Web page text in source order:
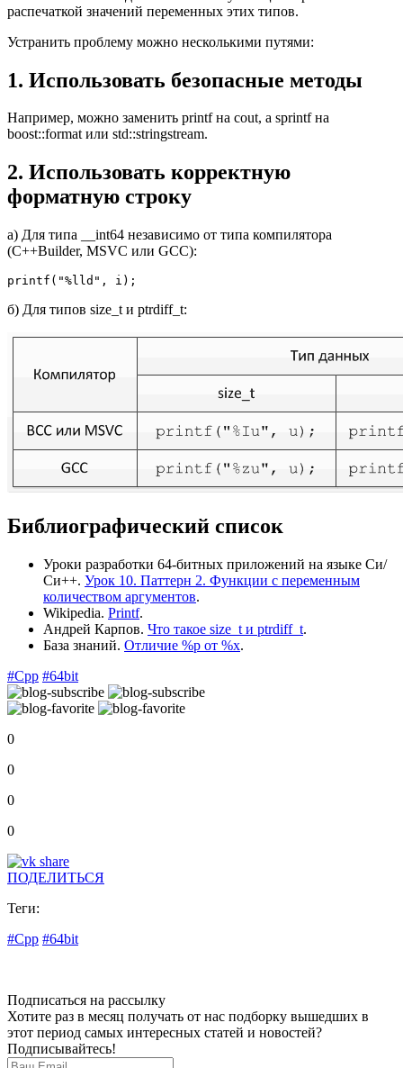
распечаткой значений переменных этих типов.
Устранить проблему можно несколькими путями:
1. Использовать безопасные методы
Например, можно заменить printf на cout, а sprintf на
boost::format или std::stringstream.
2. Использовать корректную
форматную строку
а) Для типа __int64 независимо от типа компилятора
(C++Builder, MSVC или GCC):
printf("%lld", i);
б) Для типов size_t и ptrdiff_t:
Библиографический список
Уроки разработки 64-битных приложений на языке Си/
Си++. Урок 10. Паттерн 2. Функции с переменным
количеством аргументов.
Wikipedia. Printf.
Андрей Карпов. Что такое size_t и ptrdiff_t.
База знаний. Отличие %p от %x.
#Cpp #64bit
0
0
0
0
ПОДЕЛИТЬСЯ
Теги:
#Cpp #64bit
Подписаться на рассылку
Хотите раз в месяц получать от нас подборку вышедших в
этот период самых интересных статей и новостей?
Подписывайтесь!